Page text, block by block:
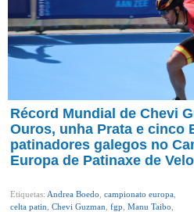
Récord Mundial de Chevi
Ouros, unha Prata e cinco
patinadores galegos no
Europa de Patinaxe de
Etiquetas: Andrea Boedo campionato europa
celta patin Chevi Guzman fgp Manu Taibo